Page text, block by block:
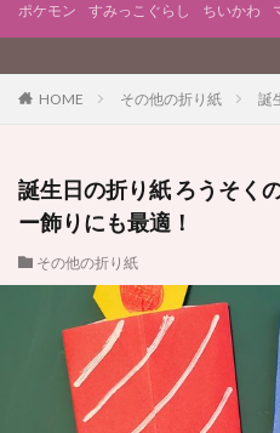
ポケモン すみっこぐらし ちいかわ
HOME その他の折り紙 誕
誕生日の折り紙 ろうそく
ー飾りにも最適！
その他の折り紙